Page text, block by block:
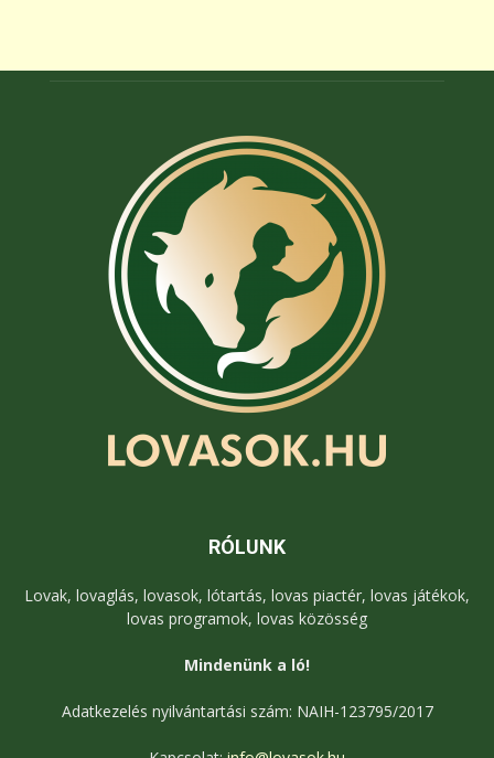
RÓLUNK
Lovak, lovaglás, lovasok, lótartás, lovas piactér, lovas játékok,
lovas programok, lovas közösség
Mindenünk a ló!
Adatkezelés nyilvántartási szám: NAIH-123795/2017